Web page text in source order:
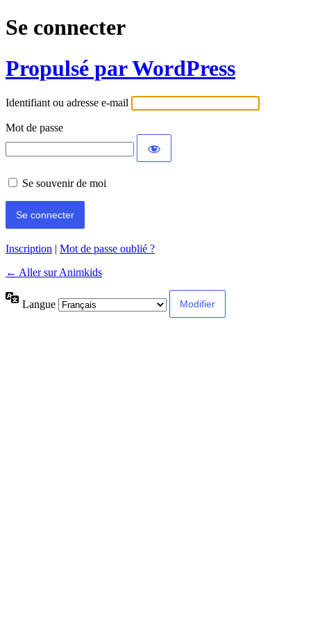
Se connecter
Propulsé par WordPress
Identifiant ou adresse e-mail
Mot de passe
Se souvenir de moi
Inscription | Mot de passe oublié ?
← Aller sur Animkids
Langue